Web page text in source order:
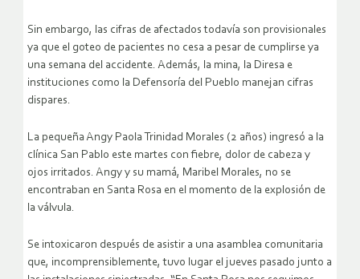
Sin embargo, las cifras de afectados todavía son provisionales
ya que el goteo de pacientes no cesa a pesar de cumplirse ya
una semana del accidente. Además, la mina, la Diresa e
instituciones como la Defensoría del Pueblo manejan cifras
dispares.
La pequeña Angy Paola Trinidad Morales (2 años) ingresó a la
clínica San Pablo este martes con fiebre, dolor de cabeza y
ojos irritados. Angy y su mamá, Maribel Morales, no se
encontraban en Santa Rosa en el momento de la explosión de
la válvula.
Se intoxicaron después de asistir a una asamblea comunitaria
que, incomprensiblemente, tuvo lugar el jueves pasado junto a